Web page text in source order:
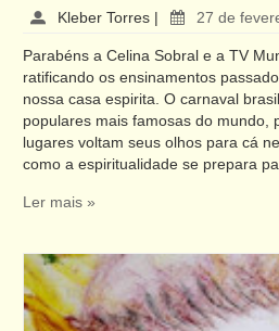
Kleber Torres | 27 de
Parabéns a Celina Sobral e a TV
ratificando os ensinamentos
nossa casa espirita. O carnaval
populares mais famosas do mundo,
lugares voltam seus olhos para cá
como a espiritualidade se prepara
Ler mais »